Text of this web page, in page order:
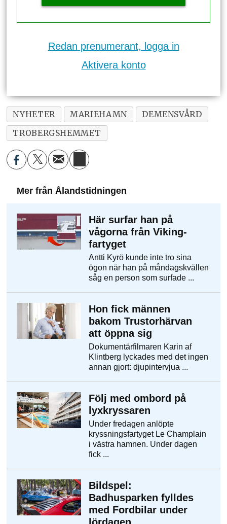
Redan prenumerant, logga in
Aktivera konto
NYHETER MARIEHAMN
DEMENSVÅRD
TROBERGSHEMMET